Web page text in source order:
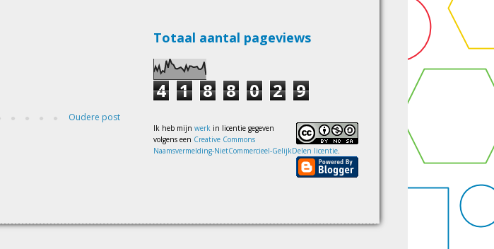
Oudere post
Totaal aantal pageviews
4 1 8 8 0 2 9
Ik heb mijn werk in licentie gegeven
volgens een Creative Commons
Naamsvermelding-NietCommercieel-GelijkDelen licentie